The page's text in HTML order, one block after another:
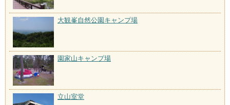
大観峯自然公園キャンプ場
園家山キャンプ場
立山室堂